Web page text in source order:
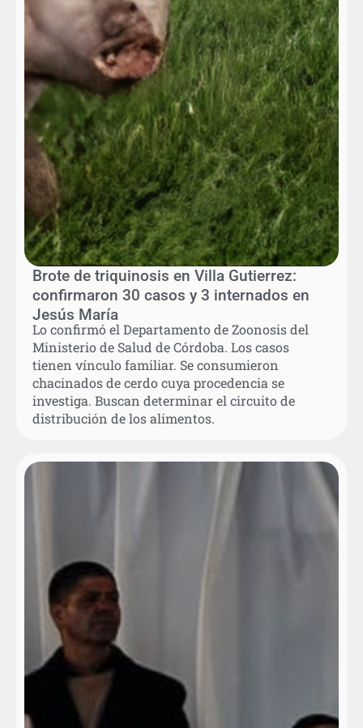
Brote de triquinosis en Villa Gutierrez:
confirmaron 30 casos y 3 internados en
Jesús María
Lo confirmó el Departamento de Zoonosis del
Ministerio de Salud de Córdoba. Los casos
tienen vínculo familiar. Se consumieron
chacinados de cerdo cuya procedencia se
investiga. Buscan determinar el circuito de
distribución de los alimentos.